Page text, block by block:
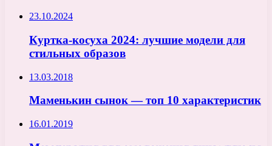
23.10.2024
Куртка-косуха 2024: лучшие модели для
стильных образов
13.03.2018
Маменькин сынок — топ 10 характеристик
16.01.2019